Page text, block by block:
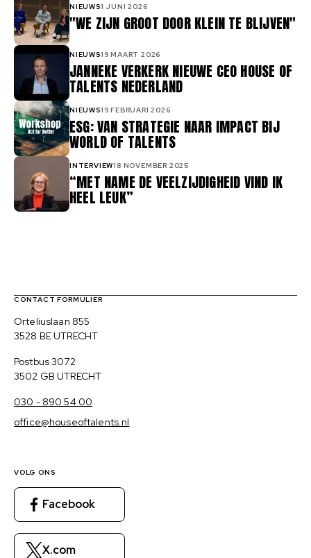
"WE ZIJN GROOT DOOR KLEIN TE BLIJVEN"
NIEUWS1 JUNI 2026
JANNEKE VERKERK NIEUWE CEO HOUSE OF
TALENTS NEDERLAND
NIEUWS19 MAART 2026
ESG: VAN STRATEGIE NAAR IMPACT BIJ
WORLD OF TALENTS
NIEUWS19 FEBRUARI 2026
“MET NAME DE VEELZIJDIGHEID VIND IK
HEEL LEUK”
INTERVIEW18 NOVEMBER 2025
Contact, verdere links en colofon
CONTACT FORMULIER
Bezoekadres
Orteliuslaan 855
3528 BE UTRECHT
Postadres
Postbus 3072
3502 GB UTRECHT
030 - 890 54 00
office@houseoftalents.nl
VOLG ONS
Facebook
X.com